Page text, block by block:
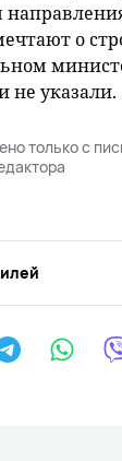
о
не указали.
только с